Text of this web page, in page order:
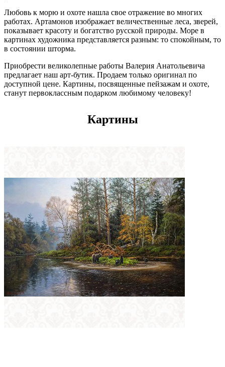
Любовь к морю и охоте нашла свое отражение во многих
работах. Артамонов изображает величественные леса, зверей,
показывает красоту и богатство русской природы. Море в
картинах художника представляется разным: то спокойным, то
в состоянии шторма.
Приобрести великолепные работы Валерия Анатольевича
предлагает наш арт-бутик. Продаем только оригинал по
доступной цене. Картины, посвященные пейзажам и охоте,
станут первоклассным подарком любимому человеку!
Картины